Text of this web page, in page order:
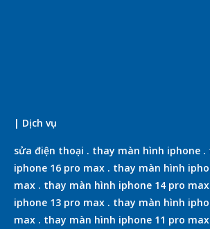
| Dịch vụ
sửa điện thoại . thay màn hình iphone .
iphone 16 pro max . thay màn hình
max . thay màn hình iphone 14 pro max
iphone 13 pro max . thay màn hình
max . thay màn hình iphone 11 pro max